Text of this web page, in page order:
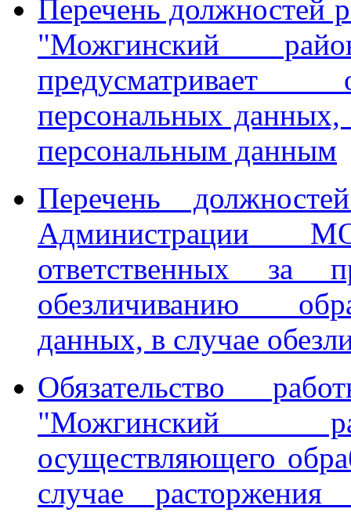
Перечень должностей
"Можгинский
предусматривает
персональных данных,
персональным данным
Перечень
Администрации
ответственных за
обезличиванию
данных, в случае
Обязательство
"Можгинский
осуществляющего
случае